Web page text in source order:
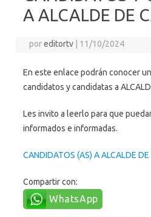
A ALCALDE DE
poreditortv 11/10/2024
En este enlace podrán conocer
candidatos y candidatas a
Les invito a leerlo para que
informados e informadas.
CANDIDATOS (AS) A ALCALDE DE
Compartir con:
WhatsApp